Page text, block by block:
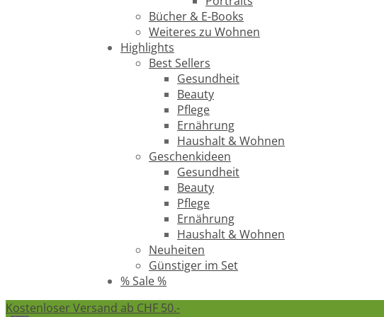
Bücher & E-Books
Weiteres zu Wohnen
Highlights
Best Sellers
Gesundheit
Beauty
Pflege
Ernährung
Haushalt & Wohnen
Geschenkideen
Gesundheit
Beauty
Pflege
Ernährung
Haushalt & Wohnen
Neuheiten
Günstiger im Set
% Sale %
Kostenloser Versand ab CHF 50.-